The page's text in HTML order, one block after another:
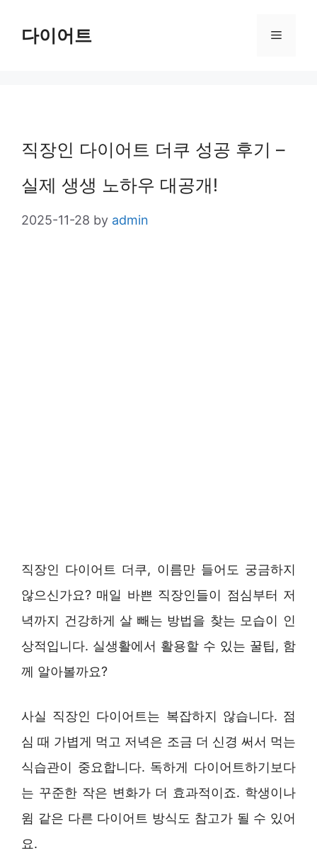
다이어트 Menu
직장인 다이어트 더쿠 성공 후기 –
실제 생생 노하우 대공개!
2025-11-28 by admin
직장인 다이어트 더쿠, 이름만 들어도 궁금하지
않으신가요? 매일 바쁜 직장인들이 점심부터 저
녁까지 건강하게 살 빼는 방법을 찾는 모습이 인
상적입니다. 실생활에서 활용할 수 있는 꿀팁, 함
께 알아볼까요?
사실 직장인 다이어트는 복잡하지 않습니다. 점
심 때 가볍게 먹고 저녁은 조금 더 신경 써서 먹는
식습관이 중요합니다. 독하게 다이어트하기보다
는 꾸준한 작은 변화가 더 효과적이죠. 학생이나
윔 같은 다른 다이어트 방식도 참고가 될 수 있어
요.